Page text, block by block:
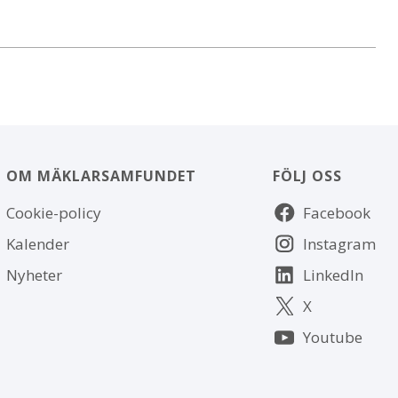
OM MÄKLARSAMFUNDET
Om
Cookie-policy
Kalender
Nyheter
FÖLJ OSS
Följ
oss
Facebook
Instagram
LinkedIn
X
Youtube